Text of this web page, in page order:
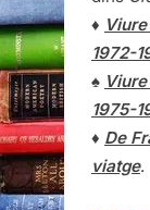
♦
1972-
♠
1975-
♦ De
viatge.